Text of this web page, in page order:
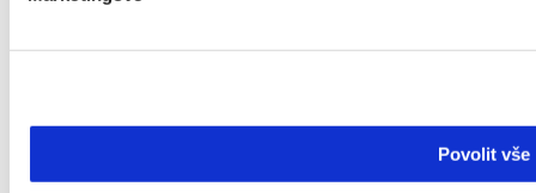
Povolit vše
smlouvy důležitější: